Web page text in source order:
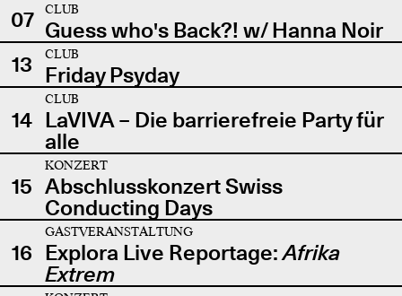
07
CLUB
Guess who's Back?! w/ Hanna Noir
13
CLUB
Friday Psyday
14
CLUB
LaVIVA – Die barrierefreie Party für
alle
15
KONZERT
Abschlusskonzert Swiss
Conducting Days
16
GASTVERANSTALTUNG
Explora Live Reportage:Afrika
Extrem